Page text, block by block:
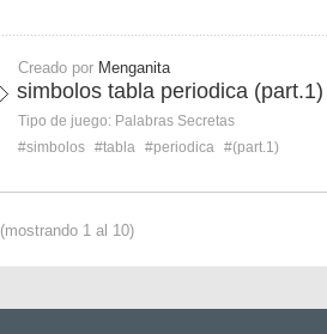
Creado por Menganita
simbolos tabla periodica (part.1)
Tipo de juego: Palabras Secretas
#simbolos #tabla #periodica #(part.1)
(mostrando 1 al 10)